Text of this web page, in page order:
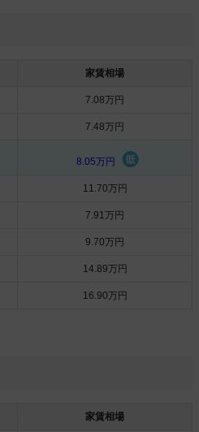
家賃相場
7.08万円
7.48万円
8.05万円
11.70万円
7.91万円
9.70万円
14.89万円
16.90万円
家賃相場